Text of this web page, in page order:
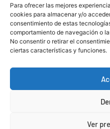
Para ofrecer las mejores
cookies para almacenar y/o
consentimiento de estas
comportamiento de navegación o
No consentir o retirar el
ciertas características y funciones.
Ver
© Copyright 2026.